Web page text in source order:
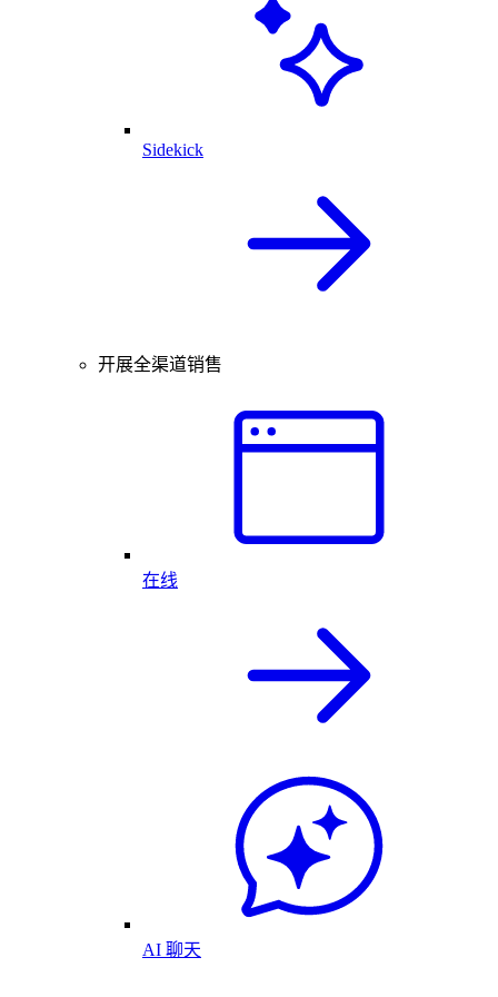
Sidekick
开展全渠道销售
在线
AI 聊天